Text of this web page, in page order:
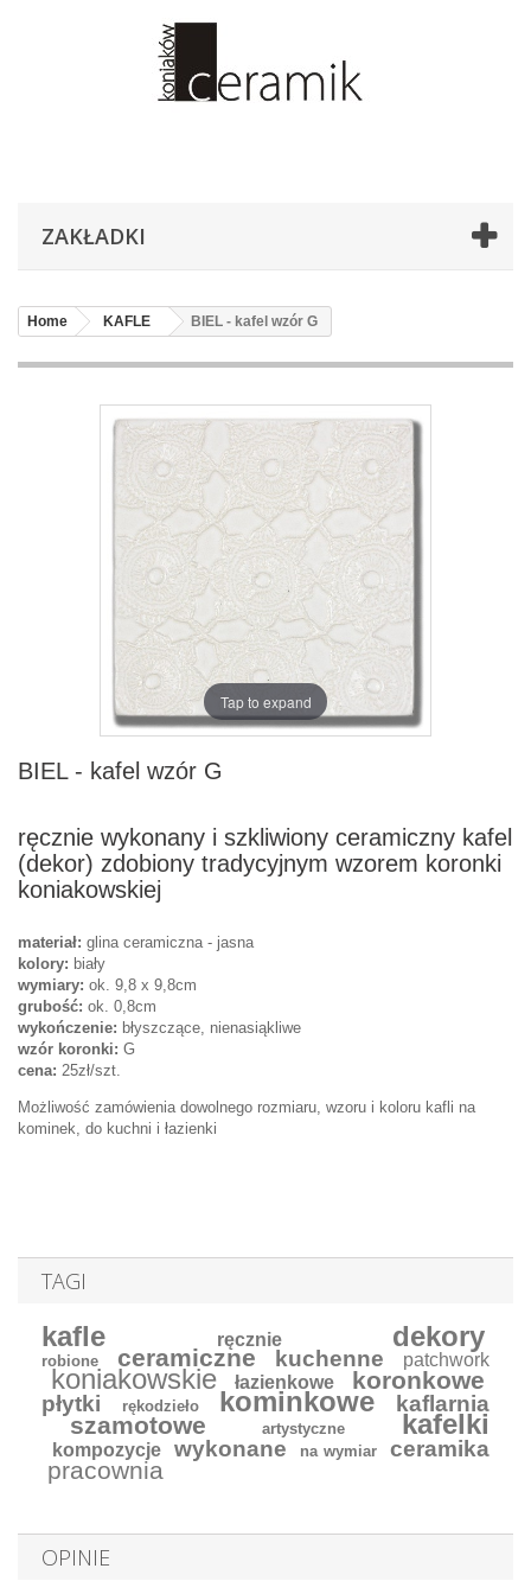
ZAKŁADKI
Home KAFLE BIEL - kafel wzór G
Tap to expand
BIEL - kafel wzór G
ręcznie wykonany i szkliwiony ceramiczny kafel
(dekor) zdobiony tradycyjnym wzorem koronki
koniakowskiej
materiał: glina ceramiczna - jasna
kolory: biały
wymiary: ok. 9,8 x 9,8cm
grubość: ok. 0,8cm
wykończenie: błyszczące, nienasiąkliwe
wzór koronki: G
cena: 25zł/szt.
Możliwość zamówienia dowolnego rozmiaru, wzoru i koloru kafli na
kominek, do kuchni i łazienki
TAGI
kafle ręcznie dekory
robione ceramiczne kuchenne patchwork
koniakowskie łazienkowe koronkowe
płytki rękodzieło kominkowe kaflarnia
szamotowe artystyczne kafelki
kompozycje wykonane na wymiar ceramika
pracownia
OPINIE